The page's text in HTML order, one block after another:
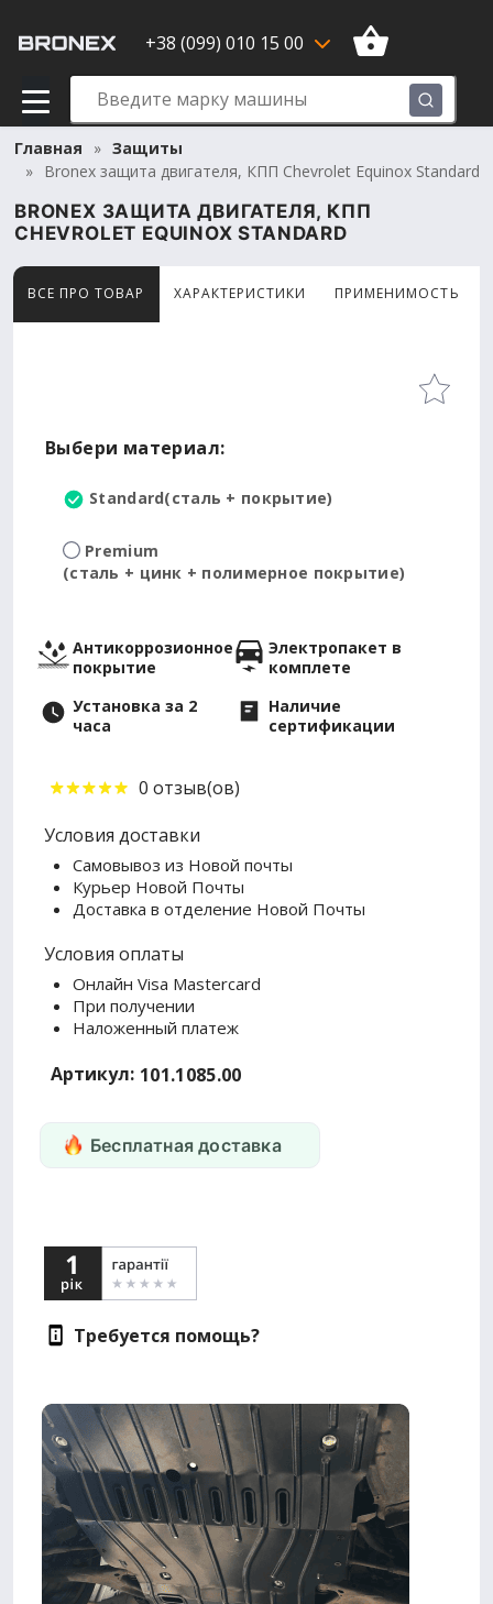
+38 (099) 010 15 00
Главная
Защиты
Bronex защита двигателя, КПП Chevrolet Equinox Standard
BRONEX ЗАЩИТА ДВИГАТЕЛЯ, КПП
CHEVROLET EQUINOX STANDARD
ВСЕ ПРО ТОВАР ХАРАКТЕРИСТИКИ ПРИМЕНИМОСТЬ
Товар просматривают сейчас 11 человек
Выбери материал:
Standard(сталь + покрытие)
Premium
(сталь + цинк + полимерное покрытие)
Антикоррозионное
покрытие
Электропакет в
комплете
Установка за 2
часа
Наличие
сертификации
0 отзыв(ов)
Условия доставки
Самовывоз из Новой почты
Курьер Новой Почты
Доставка в отделение Новой Почты
Условия оплаты
Онлайн Visa Mastercard
При получении
Наложенный платеж
Артикул: 101.1085.00
Бесплатная доставка
Требуется помощь?